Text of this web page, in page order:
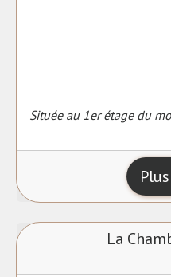
Située au 1er étage du
La